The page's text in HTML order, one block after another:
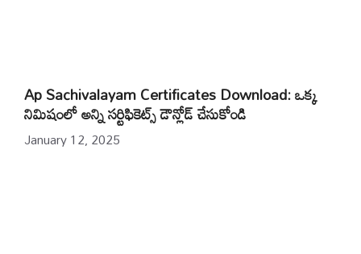
Ap Sachivalayam Certificates Download: ఒక్క
నిమిషంలో అన్ని సర్టిఫికెట్స్ డౌన్లోడ్ చేసుకోండి
January 12, 2025